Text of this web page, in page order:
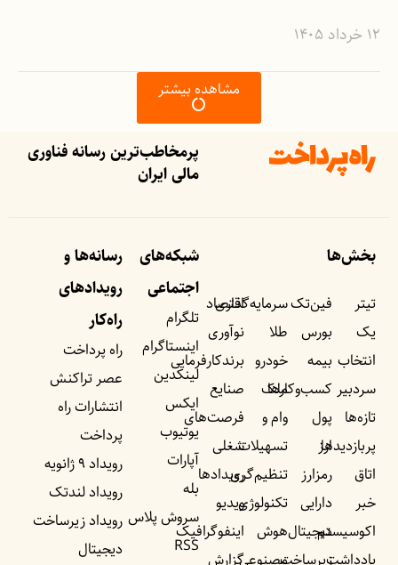
۱۲ خرداد ۱۴۰۵
مشاهده بیشتر
پرمخاطب‌ترین رسانه فناوری
مالی ایران
بخش‌ها
تیتر
یک
انتخاب
سردبیر
تازه‌ها
پربازدید‌ها
اتاق
خبر
اکوسیستم
یادداشت‌
فین‌تک
بورس
بیمه
کسب‌وکار‌ها
پول
ارز
رمزارز
دارایی
دیجیتال
زیرساخت
سرمایه‌گذاری
طلا
خودرو
ملک
وام و
تسهیلات
تنظیم‌گری
تکنولوژی
هوش
مصنوعی
اقتصاد
نوآوری
برندکارفرمایی
صنایع
فرصت‌های
شغلی
رویداد‌ها
ویدیو
اینفوگرافیک
گزارش
شبکه‌های
اجتماعی
تلگرام
اینستاگرام
لینکدین
ایکس
یوتیوب
آپارات
بله
سروش پلاس
RSS
رسانه‌ها و
رویداد‌های
راه‌کار
راه پرداخت
عصر تراکنش
انتشارات راه
پرداخت
رویداد ۹ ژانویه
رویداد لندتک
رویداد زیرساخت
دیجیتال